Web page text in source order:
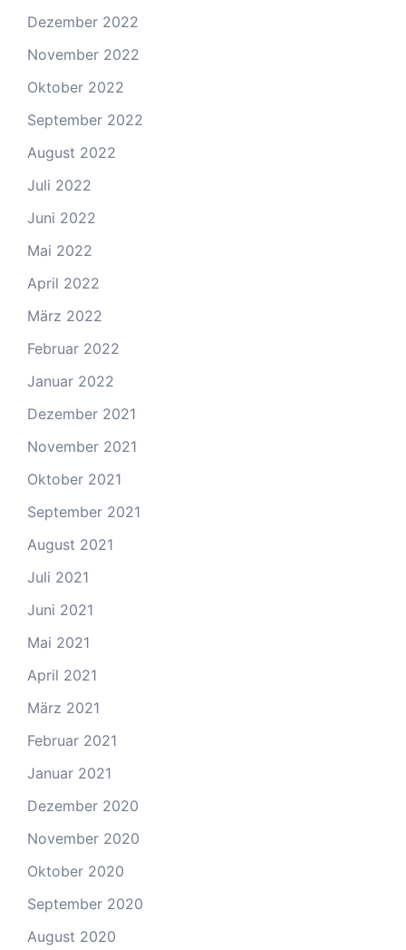
Dezember 2022
November 2022
Oktober 2022
September 2022
August 2022
Juli 2022
Juni 2022
Mai 2022
April 2022
März 2022
Februar 2022
Januar 2022
Dezember 2021
November 2021
Oktober 2021
September 2021
August 2021
Juli 2021
Juni 2021
Mai 2021
April 2021
März 2021
Februar 2021
Januar 2021
Dezember 2020
November 2020
Oktober 2020
September 2020
August 2020